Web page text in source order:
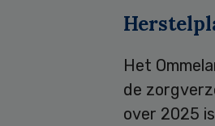
Het
de
over 2025